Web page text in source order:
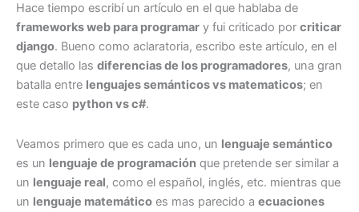
Hace tiempo escribí un artículo en el que hablaba de
frameworks web para programar y fui criticado por criticar
django. Bueno como aclaratoria, escribo este artículo, en el
que detallo las diferencias de los programadores, una gran
batalla entre lenguajes semánticos vs matematicos; en
este caso python vs c#.
Veamos primero que es cada uno, un lenguaje semántico
es un lenguaje de programación que pretende ser similar a
un lenguaje real, como el español, inglés, etc. mientras que
un lenguaje matemático es mas parecido a ecuaciones